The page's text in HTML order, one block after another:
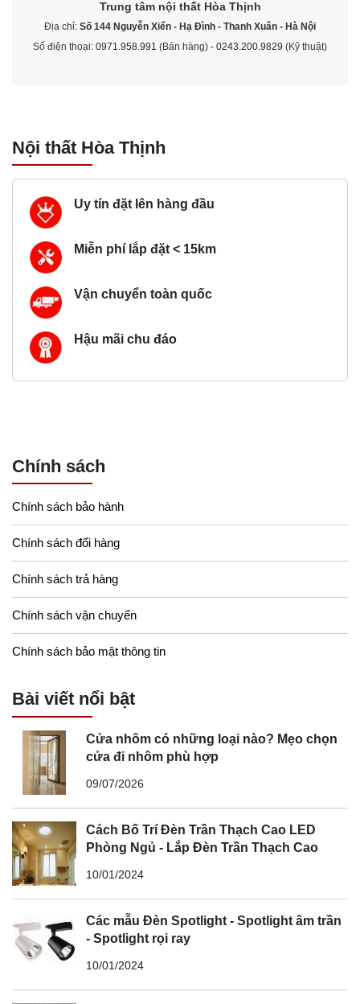
Trung tâm nội thất Hòa Thịnh
Địa chỉ: Số 144 Nguyễn Xiển - Hạ Đình - Thanh Xuân - Hà Nội
Số điện thoại: 0971.958.991 (Bán hàng) - 0243.200.9829 (Kỹ thuật)
Nội thất Hòa Thịnh
Uy tín đặt lên hàng đầu
Miễn phí lắp đặt < 15km
Vận chuyển toàn quốc
Hậu mãi chu đáo
Chính sách
Chính sách bảo hành
Chính sách đổi hàng
Chính sách trả hàng
Chính sách vận chuyển
Chính sách bảo mật thông tin
Bài viết nổi bật
Cửa nhôm có những loại nào? Mẹo chọn
cửa đi nhôm phù hợp
09/07/2026
Cách Bố Trí Đèn Trần Thạch Cao LED
Phòng Ngủ - Lắp Đèn Trần Thạch Cao
10/01/2024
Các mẫu Đèn Spotlight - Spotlight âm trần
- Spotlight rọi ray
10/01/2024